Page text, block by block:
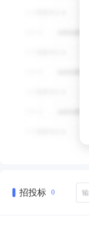
招投标 0